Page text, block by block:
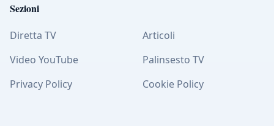
Sezioni
Diretta TV
Articoli
Video YouTube
Palinsesto TV
Privacy Policy
Cookie Policy